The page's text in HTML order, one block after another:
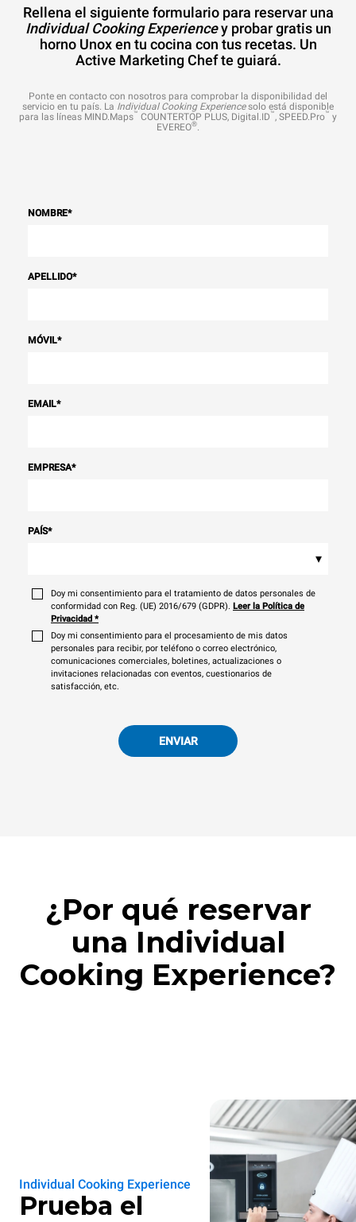
Rellena el siguiente formulario para reservar una
Individual Cooking Experiencey probar gratis un
horno Unox en tu cocina con tus recetas. Un
Active Marketing Chef te guiará.
Ponte en contacto con nosotros para comprobar la disponibilidad del
servicio en tu país. La Individual Cooking Experiencesolo está disponible
para las líneas MIND.Maps™ COUNTERTOP PLUS, Digital.ID ™ , SPEED.Pro™ y
EVEREO®
NOMBRE*
APELLIDO*
MÓVIL*
EMAIL*
EMPRESA*
PAÍS*
▾
Doy mi consentimiento para el tratamiento de datos personales de
conformidad con Reg. (UE) 2016/679 (GDPR). Leer la Política de
Privacidad *
Doy mi consentimiento para el procesamiento de mis datos
personales para recibir, por teléfono o correo electrónico,
comunicaciones comerciales, boletines, actualizaciones o
invitaciones relacionadas con eventos, cuestionarios de
satisfacción, etc.
ENVIAR
¿Por qué reservar
una Individual
Cooking Experience?
Individual Cooking Experience
Prueba el